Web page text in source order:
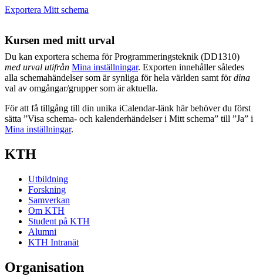
Exportera Mitt schema
Kursen med mitt urval
Du kan exportera schema för Programmeringsteknik (DD1310)
med urval utifrån Mina inställningar. Exporten innehåller således
alla schemahändelser som är synliga för hela världen samt fördina
val av omgångar/grupper som är aktuella.
För att få tillgång till din unika iCalendar-länk här behöver du först
sätta ”Visa schema- och kalenderhändelser i Mitt schema” till ”Ja” i
Mina inställningar.
KTH
Utbildning
Forskning
Samverkan
Om KTH
Student på KTH
Alumni
KTH Intranät
Organisation